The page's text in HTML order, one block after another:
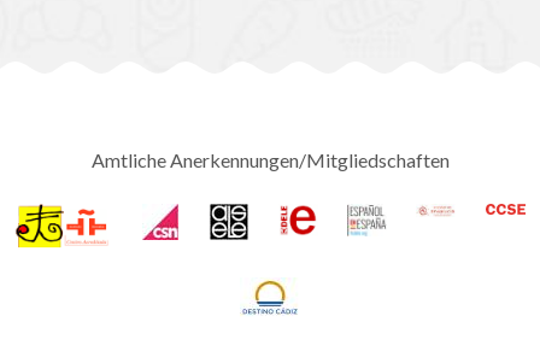
Amtliche Anerkennungen/Mitgliedschaften